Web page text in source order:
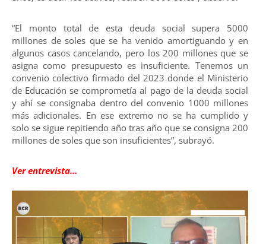
“El monto total de esta deuda social supera 5000
millones de soles que se ha venido amortiguando y en
algunos casos cancelando, pero los 200 millones que se
asigna como presupuesto es insuficiente. Tenemos un
convenio colectivo firmado del 2023 donde el Ministerio
de Educación se comprometía al pago de la deuda social
y ahí se consignaba dentro del convenio 1000 millones
más adicionales. En ese extremo no se ha cumplido y
solo se sigue repitiendo año tras año que se consigna 200
millones de soles que son insuficientes”, subrayó.
Ver entrevista…